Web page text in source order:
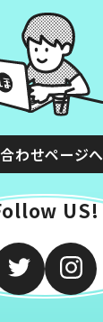
わせページへ
US!